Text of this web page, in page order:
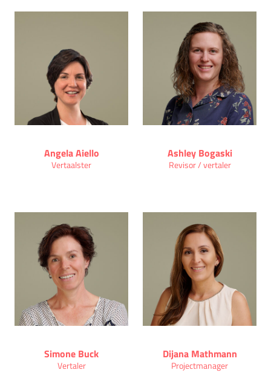
Angela Aiello
Vertaalster
Ashley Bogaski
Revisor / vertaler
Simone Buck
Vertaler
Dijana Mathmann
Projectmanager